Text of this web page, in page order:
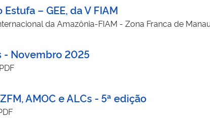
– GEE, da V FIAM
- Novembro 2025
AMOC e ALCs - 5ª edição